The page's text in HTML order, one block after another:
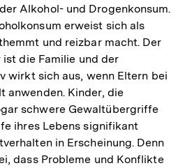
Alkohol- und Drogenkonsum.
erweist sich als
und reizbar macht. Der
die Familie und der
wirkt sich aus, wenn Eltern bei
anwenden. Kinder, die
schwere Gewaltübergriffe
ihres Lebens signifikant
in Erscheinung. Denn
dass Probleme und Konflikte